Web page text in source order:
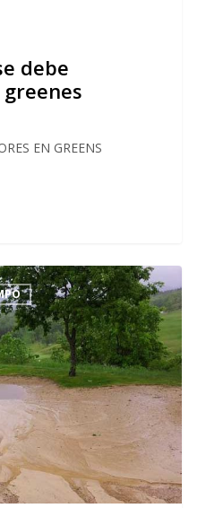
debe
EN GREENS
0